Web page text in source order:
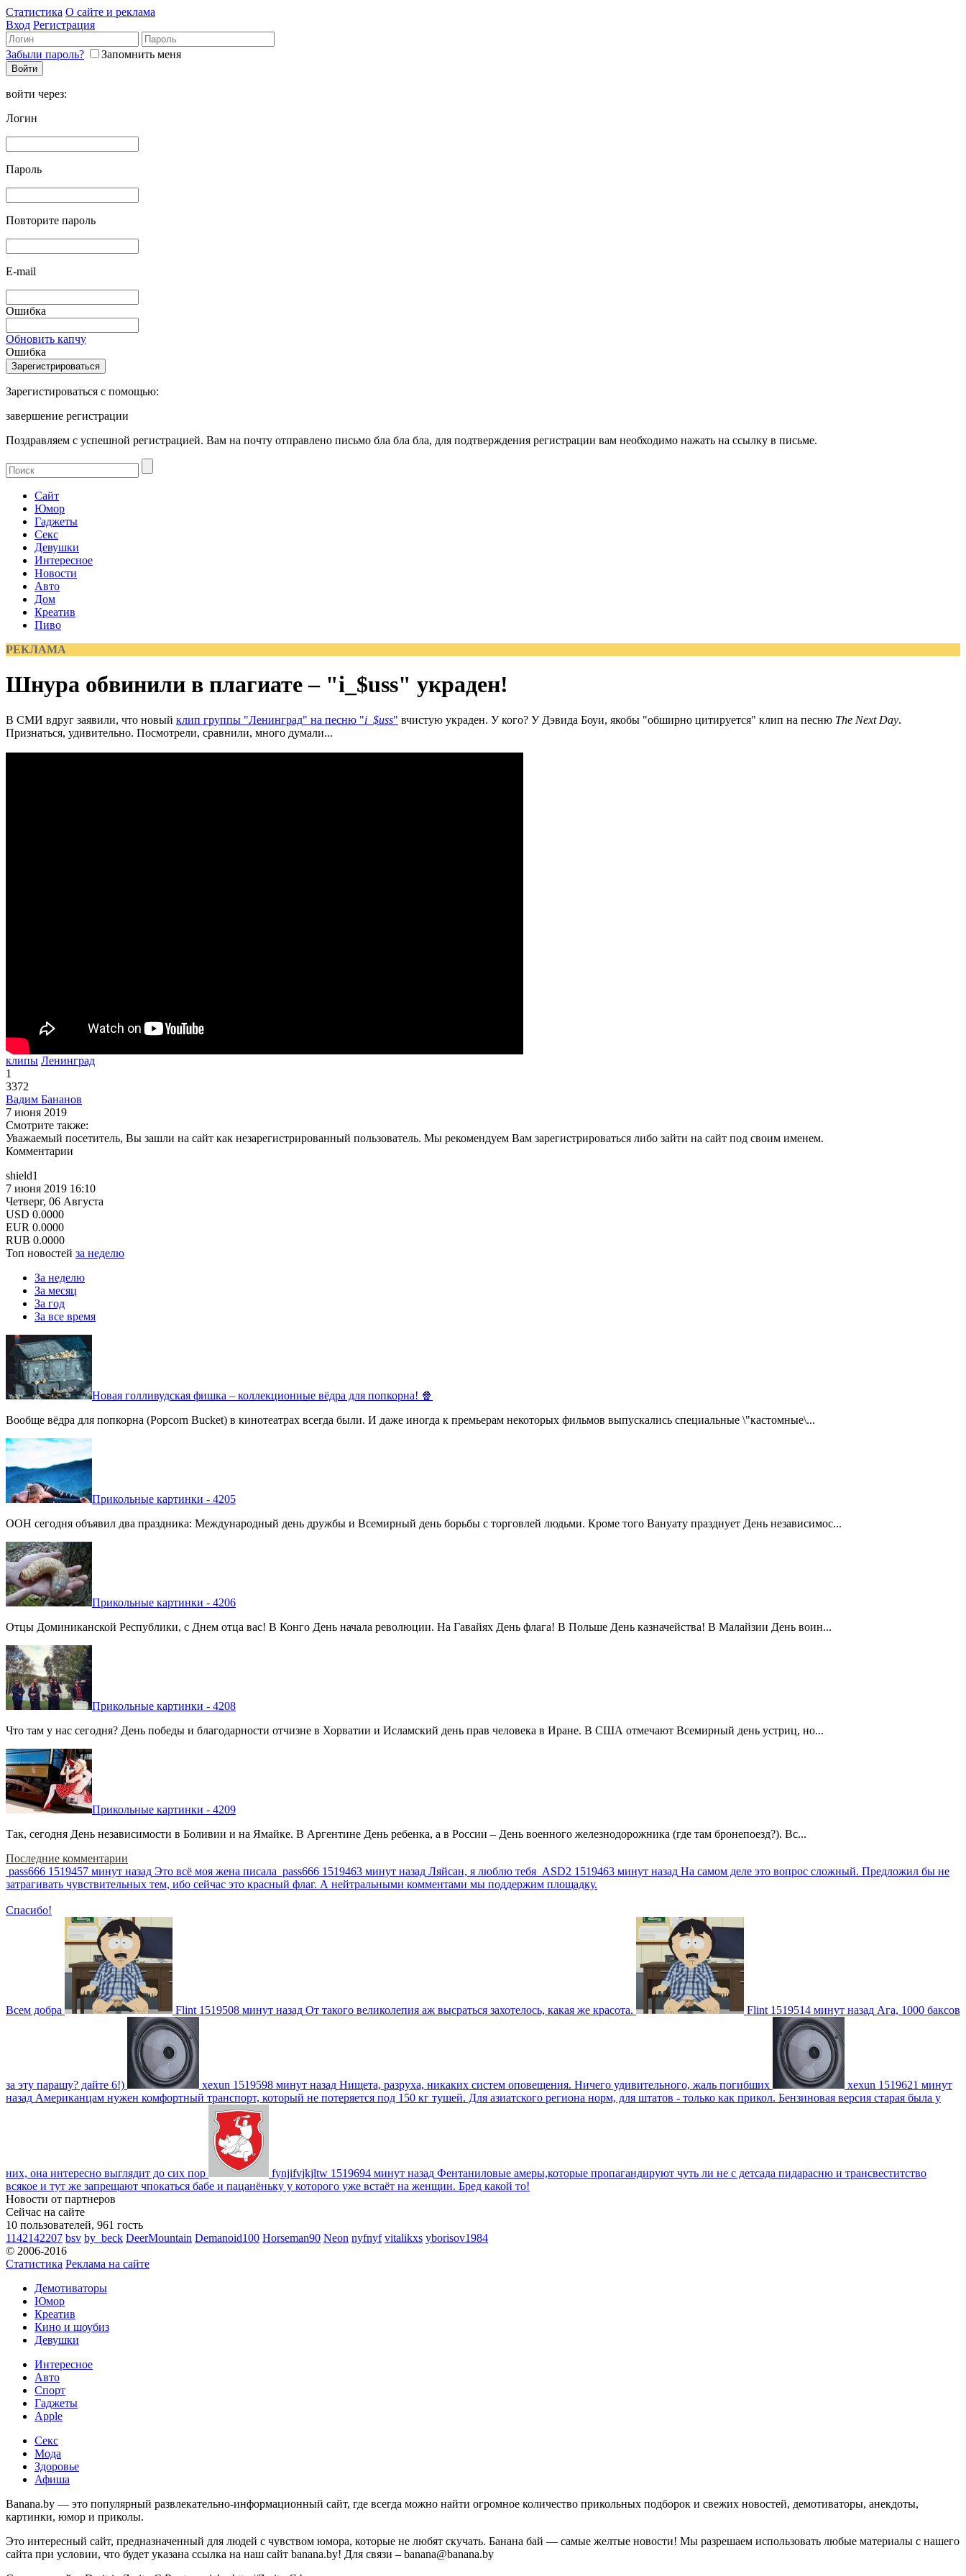
Статистика О сайте и реклама
Вход Регистрация
Забыли пароль? Запомнить меня
войти через:
Логин
Пароль
Повторите пароль
E-mail
Ошибка
Обновить капчу
Ошибка
Зарегистироваться с помощью:
завершение регистрации
Поздравляем с успешной регистрацией. Вам на почту отправлено письмо бла бла бла, для подтверждения регистрации вам необходимо нажать на ссылку в письме.
Сайт
Юмор
Гаджеты
Секс
Девушки
Интересное
Новости
Авто
Дом
Креатив
Пиво
РЕКЛАМА
Шнура обвинили в плагиате – "i_$uss" украден!
В СМИ вдруг заявили, что новый клип группы "Ленинград" на песню "i_$uss" вчистую украден. У кого? У Дэвида Боуи, якобы "обширно цитируется" клип на песню The Next Day.
Признаться, удивительно. Посмотрели, сравнили, много думали...
клипы Ленинград
1
3372
Вадим Бананов
7 июня 2019
Смотрите также:
Уважаемый посетитель, Вы зашли на сайт как незарегистрированный пользователь. Мы рекомендуем Вам зарегистрироваться либо зайти на сайт под своим именем.
Комментарии
shield1
7 июня 2019 16:10
Четверг, 06 Августа
USD 0.0000
EUR 0.0000
RUB 0.0000
Топ новостей за неделю
За неделю
За месяц
За год
За все время
Новая голливудская фишка – коллекционные вёдра для попкорна! 🍿
Вообще вёдра для попкорна (Popcorn Bucket) в кинотеатрах всегда были. И даже иногда к премьерам некоторых фильмов выпускались специальные \"кастомные\...
Прикольные картинки - 4205
ООН сегодня объявил два праздника: Международный день дружбы и Всемирный день борьбы с торговлей людьми. Кроме того Вануату празднует День независимос...
Прикольные картинки - 4206
Отцы Доминиканской Республики, с Днем отца вас! В Конго День начала революции. На Гавайях День флага! В Польше День казначейства! В Малайзии День воин...
Прикольные картинки - 4208
Что там у нас сегодня? День победы и благодарности отчизне в Хорватии и Исламский день прав человека в Иране. В США отмечают Всемирный день устриц, но...
Прикольные картинки - 4209
Так, сегодня День независимости в Боливии и на Ямайке. В Аргентине День ребенка, а в России – День военного железнодорожника (где там бронепоезд?). Вс...
Последние комментарии
pass666 1519457 минут назад Это всё моя жена писала pass666 1519463 минут назад Ляйсан, я люблю тебя ASD2 1519463 минут назад На самом деле это вопрос сложный. Предложил бы не
затрагивать чувствительных тем, ибо сейчас это красный флаг. А нейтральными комментами мы поддержим площадку.
Спасибо!
Всем добра Flint 1519508 минут назад От такого великолепия аж высраться захотелось, какая же красота. Flint 1519514 минут назад Ага, 1000 баксов
за эту парашу? дайте 6!) xexun 1519598 минут назад Нищета, разруха, никаких систем оповещения. Ничего удивительного, жаль погибших xexun 1519621 минут
назад Американцам нужен комфортный транспорт, который не потеряется под 150 кг тушей. Для азиатского региона норм, для штатов - только как прикол. Бензиновая версия старая была у
них, она интересно выглядит до сих пор fynjifvjkjltw 1519694 минут назад Фентаниловые амеры,которые пропагандируют чуть ли не с детсада пидарасню и трансвеститство
всякое и тут же запрещают чпокаться бабе и пацанёньку у которого уже встаёт на женщин. Бред какой то!
Новости от партнеров
Сейчас на сайте
10 пользователей, 961 гость
1142142207 bsv by_beck DeerMountain Demanoid100 Horseman90 Neon nyfnyf vitalikxs yborisov1984
© 2006-2016
Статистика Реклама на сайте
Демотиваторы
Юмор
Креатив
Кино и шоубиз
Девушки
Интересное
Авто
Спорт
Гаджеты
Apple
Секс
Мода
Здоровье
Афиша
Banana.by — это популярный развлекательно-информационный сайт, где всегда можно найти огромное количество прикольных подборок и свежих новостей, демотиваторы, анекдоты,
картинки, юмор и приколы.
Это интересный сайт, предназначенный для людей с чувством юмора, которые не любят скучать. Банана бай — самые желтые новости! Мы разрешаем использовать любые материалы с нашего
сайта при условии, что будет указана ссылка на наш сайт banana.by! Для связи – banana@banana.by